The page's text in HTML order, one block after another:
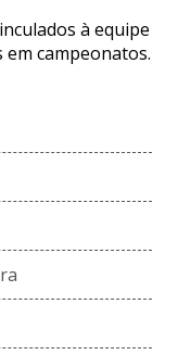
à equipe
campeonatos.